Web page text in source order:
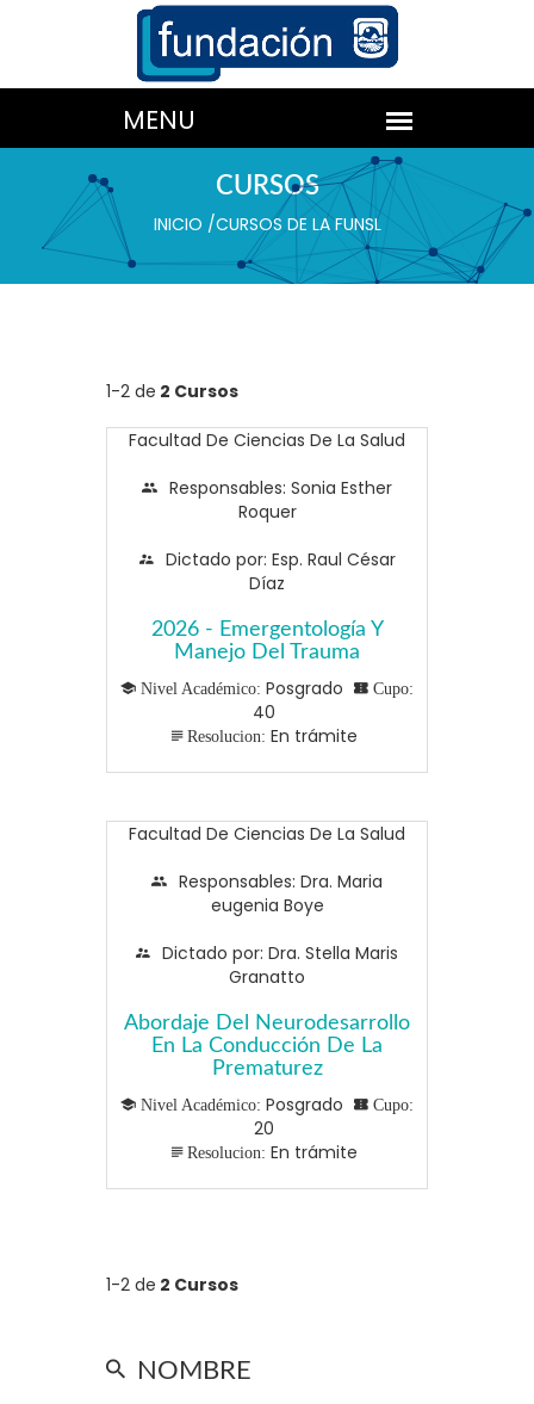
CURSOS
INICIO /CURSOS DE LA FUNSL
1-2 de 2 Cursos
Facultad De Ciencias De La Salud
Responsables: Sonia Esther
Roquer
Dictado por: Esp. Raul César
Díaz
2026 - Emergentología Y
Manejo Del Trauma
Nivel Académico: Posgrado Cupo:
40
Resolucion: En trámite
Facultad De Ciencias De La Salud
Responsables: Dra. Maria
eugenia Boye
Dictado por: Dra. Stella Maris
Granatto
Abordaje Del Neurodesarrollo
En La Conducción De La
Prematurez
Nivel Académico: Posgrado Cupo:
20
Resolucion: En trámite
1-2 de 2 Cursos
NOMBRE